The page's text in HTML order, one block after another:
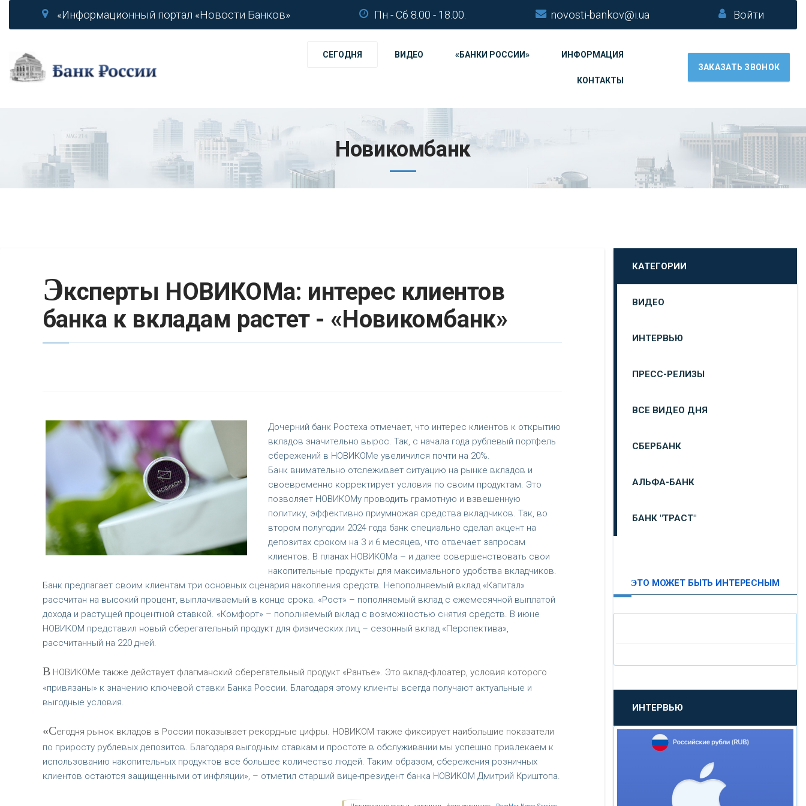
«Информационный портал «Новости Банков» Пн - Сб 8.00 - 18.00. novosti-bankov@i.ua Войти
СЕГОДНЯ ВИДЕО «БАНКИ РОССИИ» ИНФОРМАЦИЯ
КОНТАКТЫ
ЗАКАЗАТЬ ЗВОНОК
Новикомбанк
Эксперты НОВИКОМа: интерес клиентов
банка к вкладам растет - «Новикомбанк»
Дочерний банк Ростеха отмечает, что интерес клиентов к открытию
вкладов значительно вырос. Так, с начала года рублевый портфель
сбережений в НОВИКОМе увеличился почти на 20%.
Банк внимательно отслеживает ситуацию на рынке вкладов и
своевременно корректирует условия по своим продуктам. Это
позволяет НОВИКОМу проводить грамотную и взвешенную
политику, эффективно приумножая средства вкладчиков. Так, во
втором полугодии 2024 года банк специально сделал акцент на
депозитах сроком на 3 и 6 месяцев, что отвечает запросам
клиентов. В планах НОВИКОМа – и далее совершенствовать свои
накопительные продукты для максимального удобства вкладчиков.
Банк предлагает своим клиентам три основных сценария накопления средств. Непополняемый вклад «Капитал»
рассчитан на высокий процент, выплачиваемый в конце срока. «Рост» – пополняемый вклад с ежемесячной выплатой
дохода и растущей процентной ставкой. «Комфорт» – пополняемый вклад с возможностью снятия средств. В июне
НОВИКОМ представил новый сберегательный продукт для физических лиц – сезонный вклад «Перспектива»,
рассчитанный на 220 дней.
ВНОВИКОМе также действует флагманский сберегательный продукт «Рантье». Это вклад-флоатер, условия которого
«привязаны» к значению ключевой ставки Банка России. Благодаря этому клиенты всегда получают актуальные и
выгодные условия.
«Сегодня рынок вкладов в России показывает рекордные цифры. НОВИКОМ также фиксирует наибольшие показатели
по приросту рублевых депозитов. Благодаря выгодным ставкам и простоте в обслуживании мы успешно привлекаем к
использованию накопительных продуктов все большее количество людей. Таким образом, сбережения розничных
клиентов остаются защищенными от инфляции», – отметил старший вице-президент банка НОВИКОМ Дмитрий Криштопа.
КАТЕГОРИИ
ВИДЕО
ИНТЕРВЬЮ
ПРЕСС-РЕЛИЗЫ
ВСЕ ВИДЕО ДНЯ
СБЕРБАНК
АЛЬФА-БАНК
БАНК "ТРАСТ"
«ПРОМСВЯЗЬБАНК»
«НОВИКОМБАНК»
«СМП БАНК»
ЭТО МОЖЕТ БЫТЬ ИНТЕРЕСНЫМ
ИНТЕРВЬЮ